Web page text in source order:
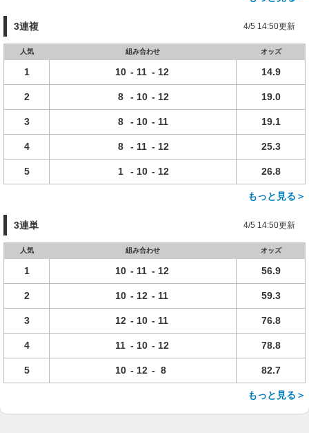
3連複 4/5 14:50更新
人気 組み合わせ オッズ
1 10 - 11 - 12 14.9
2 8 - 10 - 12 19.0
3 8 - 10 - 11 19.1
4 8 - 11 - 12 25.3
5 1 - 10 - 12 26.8
もっと見る＞
3連単 4/5 14:50更新
人気 組み合わせ オッズ
1 10 - 11 - 12 56.9
2 10 - 12 - 11 59.3
3 12 - 10 - 11 76.8
4 11 - 10 - 12 78.8
5 10 - 12 - 8 82.7
もっと見る＞